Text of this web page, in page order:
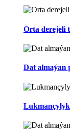
Orta derejeli
Dat almaýan